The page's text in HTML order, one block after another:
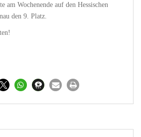
am Wochenende auf den Hessischen
den 9. Platz.